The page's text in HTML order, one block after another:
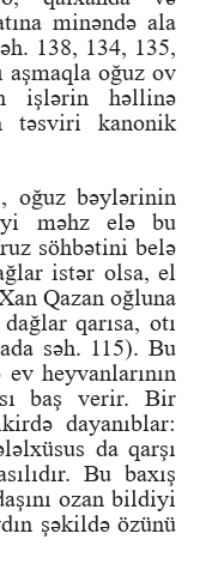
minəndə ala
138, 134, 135,
aşmaqla oğuz ov
işlərin həllinə
təsviri kanonik
oğuz bəylərinin
məhz elə bu
söhbətini belə
istər olsa, el
Qazan oğluna
qarısa, otı
səh. 115). Bu
heyvanlarının
baş verir. Bir
dayanıblar:
da qarşı
Bu baxış
ozan bildiyi
şəkildə özünü